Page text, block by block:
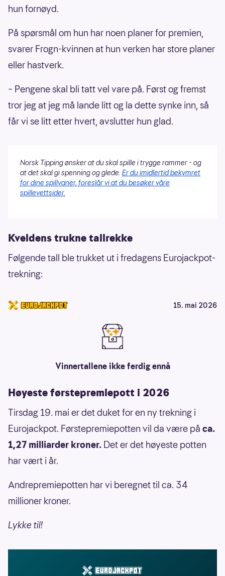
hun fornøyd.
På spørsmål om hun har noen planer for premien,
svarer Frogn-kvinnen at hun verken har store planer
eller hastverk.
– Pengene skal bli tatt vel vare på. Først og fremst
tror jeg at jeg må lande litt og la dette synke inn, så
får vi se litt etter hvert, avslutter hun glad.
Norsk Tipping ønsker at du skal spille i trygge rammer - og
at det skal gi spenning og glede. Er du imidlertid bekymret
for dine spillvaner, foreslår vi at du besøker våre
spillevettsider.
Kveldens trukne tallrekke
Følgende tall ble trukket ut i fredagens Eurojackpot-
trekning:
15. mai 2026
Vinnertallene ikke ferdig ennå
Høyeste førstepremiepott i 2026
Tirsdag 19. mai er det duket for en ny trekning i
Eurojackpot. Førstepremiepotten vil da være på ca.
1,27 milliarder kroner. Det er det høyeste potten
har vært i år.
Andrepremiepotten har vi beregnet til ca. 34
millioner kroner.
Lykke til!